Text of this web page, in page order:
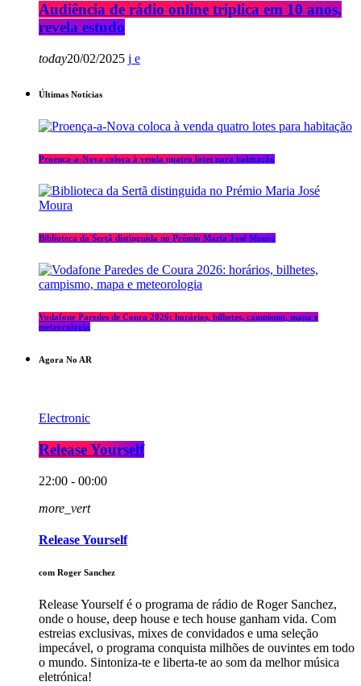
Audiência de rádio online triplica em 10 anos,
revela estudo
today20/02/2025
Últimas Notícias
Proença-a-Nova coloca à venda quatro lotes para habitação
Biblioteca da Sertã distinguida no Prémio Maria José Moura
Vodafone Paredes de Coura 2026: horários, bilhetes, campismo, mapa e
meteorologia
Agora No AR
Electronic
Release Yourself
22:00 - 00:00
more_vert
Release Yourself
com Roger Sanchez
Release Yourself é o programa de rádio de Roger Sanchez,
onde o house, deep house e tech house ganham vida. Com
estreias exclusivas, mixes de convidados e uma seleção
impecável, o programa conquista milhões de ouvintes em todo
o mundo. Sintoniza-te e liberta-te ao som da melhor música
eletrónica!